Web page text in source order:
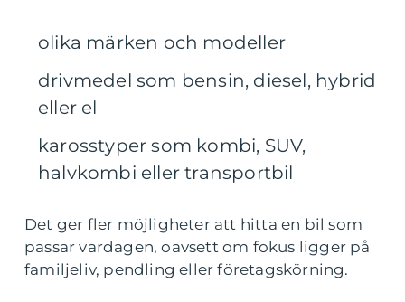
olika märken och modeller
drivmedel som bensin, diesel, hybrid
eller el
karosstyper som kombi, SUV,
halvkombi eller transportbil
Det ger fler möjligheter att hitta en bil som
passar vardagen, oavsett om fokus ligger på
familjeliv, pendling eller företagskörning.